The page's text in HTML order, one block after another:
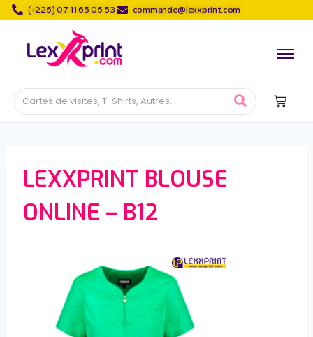
(+225) 07 11 65 05 53 commande@lexxprint.com
LEXXPRINT BLOUSE
ONLINE – B12